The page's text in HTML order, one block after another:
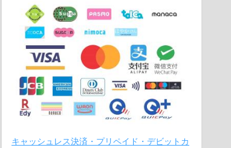
キャッシュレス決済・プリペイド・デビットカ